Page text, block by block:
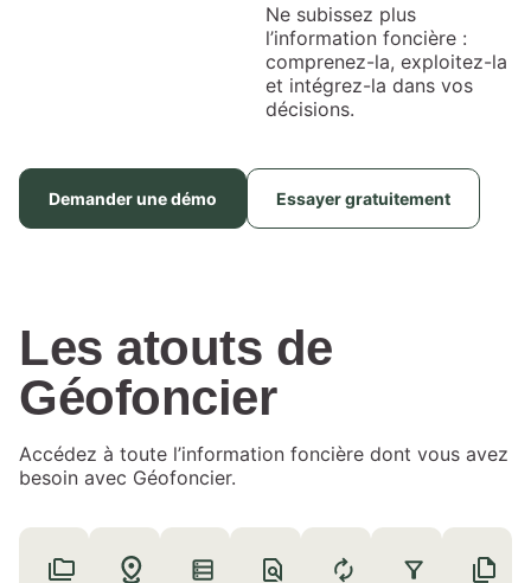
Ne subissez plus
l’information foncière :
comprenez-la, exploitez-la
et intégrez-la dans vos
décisions.
Demander une démo Essayer gratuitement
Les atouts de
Géofoncier
Accédez à toute l’information foncière dont vous avez
besoin avec Géofoncier.